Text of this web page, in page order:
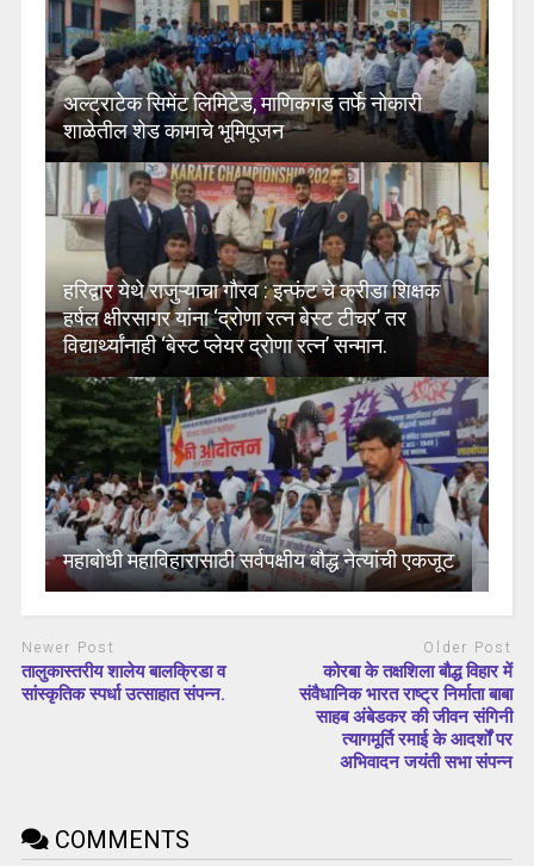
अल्ट्राटेक सिमेंट लिमिटेड, माणिकगड तर्फे नोकारी
शाळेतील शेड कामाचे भूमिपूजन
हरिद्वार येथे राजुऱ्याचा गौरव : इन्फंट चे क्रीडा शिक्षक
हर्षल क्षीरसागर यांना ‘द्रोणा रत्न बेस्ट टीचर’ तर
विद्यार्थ्यांनाही ‘बेस्ट प्लेयर द्रोणा रत्न’ सन्मान.
महाबोधी महाविहारासाठी सर्वपक्षीय बौद्ध नेत्यांची एकजूट
Newer Post
तालुकास्तरीय शालेय बालक्रिडा व
सांस्कृतिक स्पर्धा उत्साहात संपन्न.
Older Post
कोरबा के तक्षशिला बौद्ध विहार में
संवैधानिक भारत राष्ट्र निर्माता बाबा
साहब अंबेडकर की जीवन संगिनी
त्यागमूर्ति रमाई के आदर्शों पर
अभिवादन जयंती सभा संपन्न
COMMENTS